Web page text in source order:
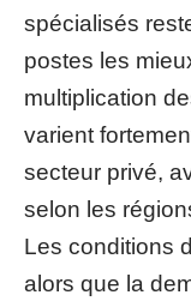
spécialisés
postes les
multiplication
varient
secteur privé,
selon les
Les conditions
alors que la